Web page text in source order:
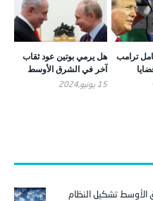
ترامب
قضايا
هل يرمي بوتين عود ثقاب
آخر في الشرق الأوسط
15 يونيو,2024
الأوسط تشكيل النظام